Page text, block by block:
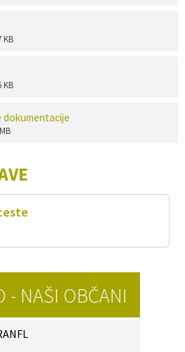
KB
KB
dokumentacije
- NAŠI OBČANI